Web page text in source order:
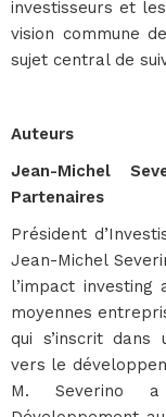
investisseurs et
vision commune
sujet central de
Auteurs
Jean-Michel
Partenaires
Président
Jean-Michel
l’impact
moyennes
qui s’inscrit dans
vers le
M. Severino